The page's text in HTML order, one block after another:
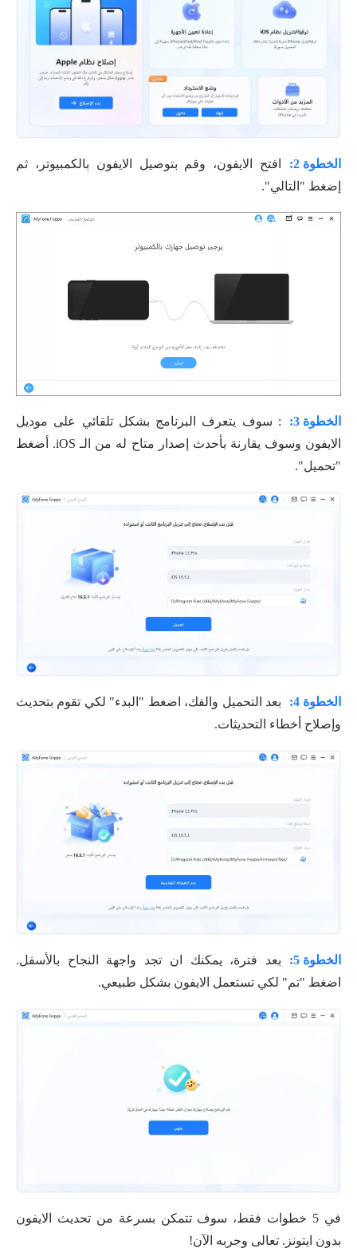
الخطوة 2:
افتح الايفون، وقم بتوصيل الايفون بالكمبيوتر، ثم
إضغط "التالي".
الخطوة 3:
: سوف يتعرف البرنامج بشكل تلقائي على موديل
الايفون وسوف يقارنة بأحدث إصدار متاح له من الـ iOS. أضغط
"تحميل".
الخطوة 4:
بعد التحميل والفك، اضغط "البدء" لكي تقوم بتحديث
وإصلاح أخطاء التحديثات.
الخطوة 5:
بعد فترة، يمكنك ان تجد واجهة النجاح بالأسفل.
اضغط "تم" لكي تستعمل الايفون بشكل طبيعي.
في 5 خطوات فقط، سوف تتمكن بسرعة من تحديث الايفون
بدون ايتونز. تعالى وجربه الآن!